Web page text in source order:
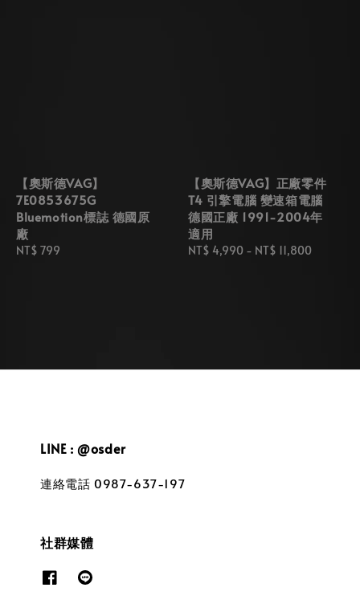
【奧斯德VAG】
7E0853675G
Bluemotion標誌 德國原
廠
Regular
NT$ 799
【奧斯德VAG】正廠零件
T4 引擎電腦 變速箱電腦
德國正廠 1991-2004年
適用
Regular
NT$ 4,990 - NT$ 11,800
LINE : @osder
連絡電話 0987-637-197
社群媒體